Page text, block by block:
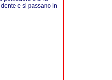
e si passano in